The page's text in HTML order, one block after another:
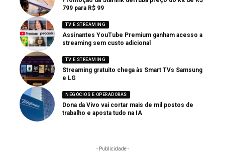
799 para R$ 99
TV E STREAMING
Assinantes YouTube Premium ganham acesso a
streaming sem custo adicional
TV E STREAMING
Streaming gratuito chega às Smart TVs Samsung
e LG
NEGÓCIOS E OPERADORAS
Dona da Vivo vai cortar mais de mil postos de
trabalho e aposta tudo na IA
- Publicidade -